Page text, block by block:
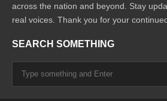
across the nation and beyond. Stay
real voices. Thank you for your
SEARCH SOMETHING